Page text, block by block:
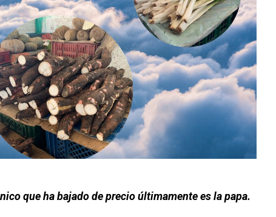
que ha bajado de precio últimamente es la papa.